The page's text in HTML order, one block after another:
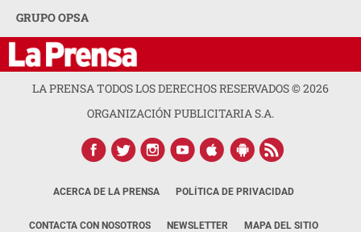
GRUPO OPSA
LA PRENSA TODOS LOS DERECHOS RESERVADOS ©2026
ORGANIZACIÓN PUBLICITARIA S.A.
ACERCA DE LA PRENSA POLÍTICA DE PRIVACIDAD
CONTACTA CON NOSOTROS NEWSLETTER MAPA DEL SITIO